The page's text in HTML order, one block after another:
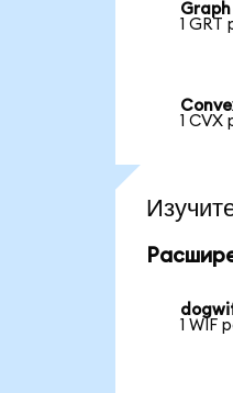
1 GRT
1 CVX
1 WIF